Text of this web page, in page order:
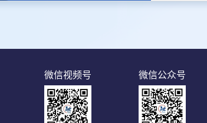
微信公众号
微信视频号